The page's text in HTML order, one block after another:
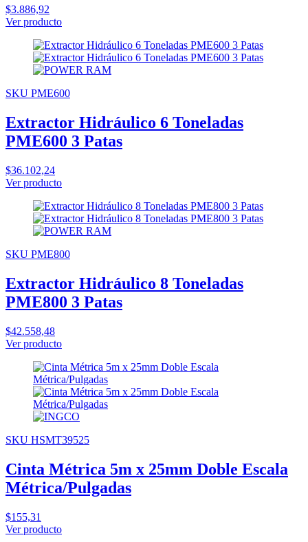
$3.886,92
Ver producto
SKU PME600
Extractor Hidráulico 6 Toneladas
PME600 3 Patas
$36.102,24
Ver producto
SKU PME800
Extractor Hidráulico 8 Toneladas
PME800 3 Patas
$42.558,48
Ver producto
SKU HSMT39525
Cinta Métrica 5m x 25mm Doble Escala
Métrica/Pulgadas
$155,31
Ver producto